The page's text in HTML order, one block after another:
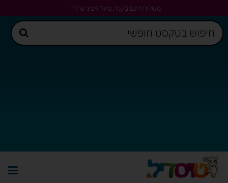
משלוח חינם בקניה מעל 329 ש"ח!!